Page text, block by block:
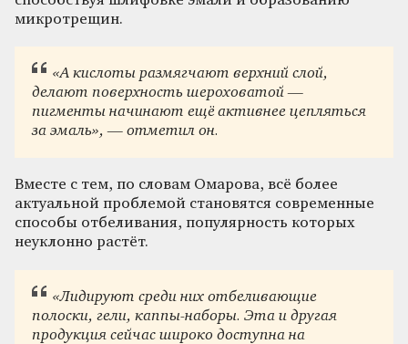
микротрещин.
«А кислоты размягчают верхний слой,
делают поверхность шероховатой —
пигменты начинают ещё активнее цепляться
за эмаль», — отметил он.
Вместе с тем, по словам Омарова, всё более
актуальной проблемой становятся современные
способы отбеливания, популярность которых
неуклонно растёт.
«Лидируют среди них отбеливающие
полоски, гели, каппы-наборы. Эта и другая
продукция сейчас широко доступна на